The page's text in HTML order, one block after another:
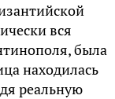
вся
была
находилась
реальную